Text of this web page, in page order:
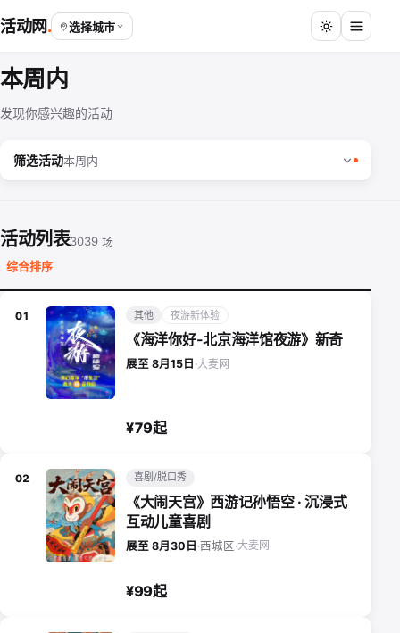
活动网 选择城市
本周内
发现你感兴趣的活动
筛选活动本周内
活动列表3039 场
综合排序
01 其他 夜游新体验
《海洋你好-北京海洋馆夜游》新奇
展至 8月15日 ·大麦网
¥79起
02 喜剧/脱口秀
《大闹天宫》西游记孙悟空 · 沉浸式
互动儿童喜剧
展至 8月30日 ·西城区·大麦网
¥99起